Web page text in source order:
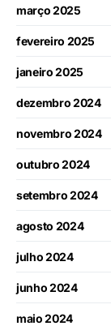
março 2025
fevereiro 2025
janeiro 2025
dezembro 2024
novembro 2024
outubro 2024
setembro 2024
agosto 2024
julho 2024
junho 2024
maio 2024